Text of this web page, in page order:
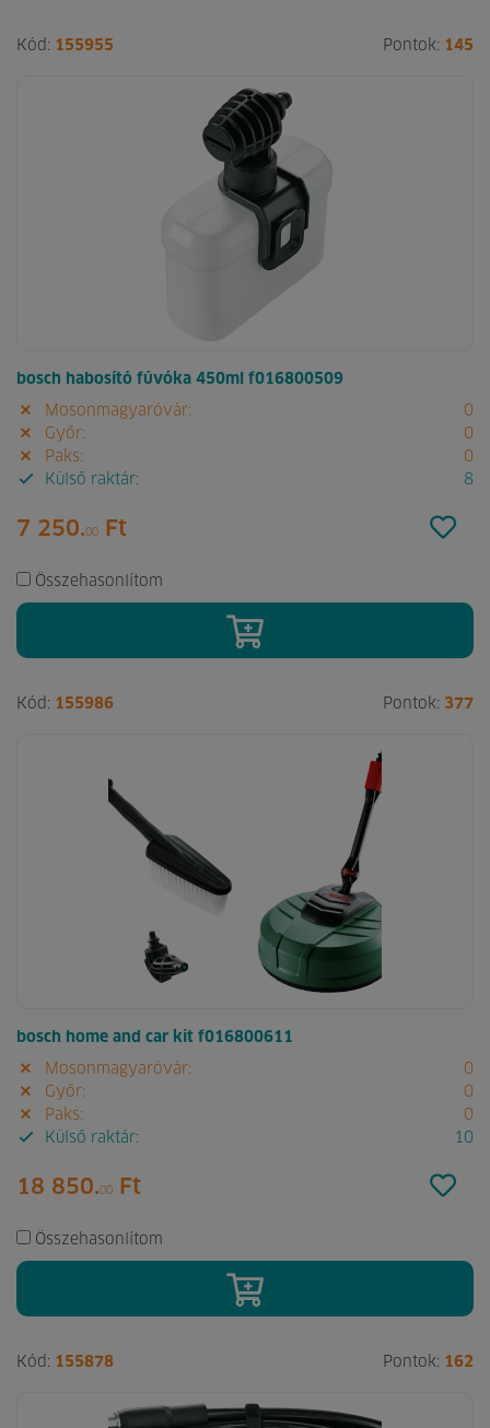
Kód: 155955 Pontok: 145
bosch habosító fúvóka 450ml f016800509
Mosonmagyaróvár:
0
Győr:
0
Paks:
0
Külső raktár:
8
7 250.00 Ft
Összehasonlítom
Kód: 155986 Pontok: 377
bosch home and car kit f016800611
Mosonmagyaróvár:
0
Győr:
0
Paks:
0
Külső raktár:
10
18 850.00 Ft
Összehasonlítom
Kód: 155878 Pontok: 162